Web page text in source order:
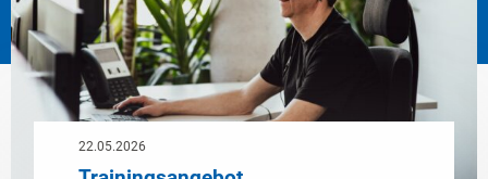
22.05.2026